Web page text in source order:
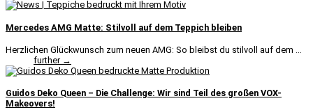
Mercedes AMG Matte: Stilvoll auf dem Teppich bleiben
Herzlichen Glückwunsch zum neuen AMG: So bleibst du stilvoll auf dem ...
further →
Guidos Deko Queen – Die Challenge: Wir sind Teil des großen VOX-
Makeovers!